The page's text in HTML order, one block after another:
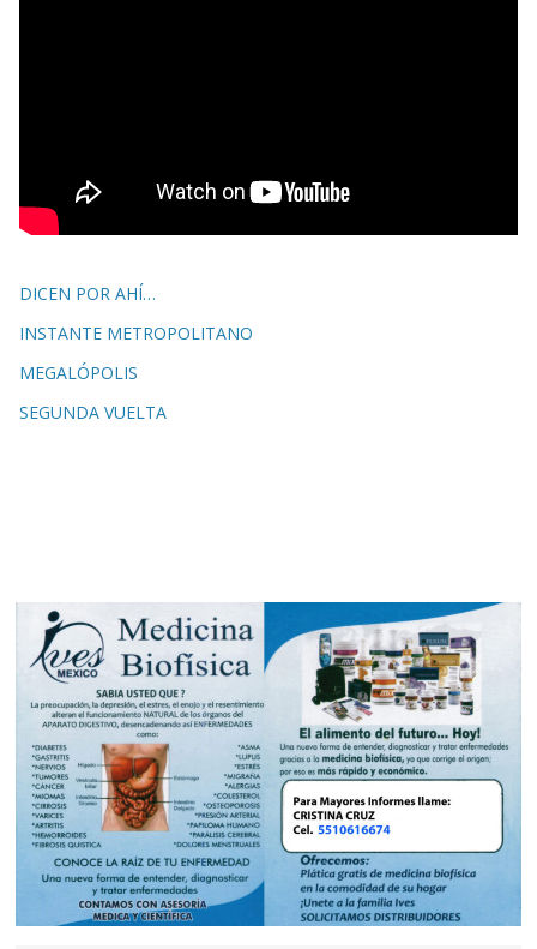
DICEN POR AHÍ…
INSTANTE METROPOLITANO
MEGALÓPOLIS
SEGUNDA VUELTA